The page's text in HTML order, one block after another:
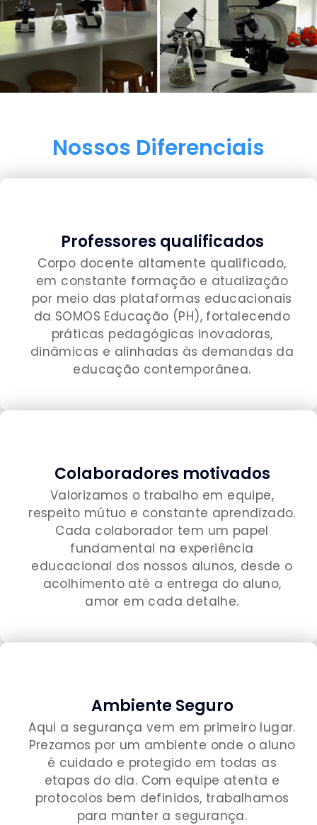
Nossos Diferenciais
Professores qualificados
Corpo docente altamente qualificado,
em constante formação e atualização
por meio das plataformas educacionais
da SOMOS Educação (PH), fortalecendo
práticas pedagógicas inovadoras,
dinâmicas e alinhadas às demandas da
educação contemporânea.
Colaboradores motivados
Valorizamos o trabalho em equipe,
respeito mútuo e constante aprendizado.
Cada colaborador tem um papel
fundamental na experiência
educacional dos nossos alunos, desde o
acolhimento até a entrega do aluno,
amor em cada detalhe.
Ambiente Seguro
Aqui a segurança vem em primeiro lugar.
Prezamos por um ambiente onde o aluno
é cuidado e protegido em todas as
etapas do dia. Com equipe atenta e
protocolos bem definidos, trabalhamos
para manter a segurança.